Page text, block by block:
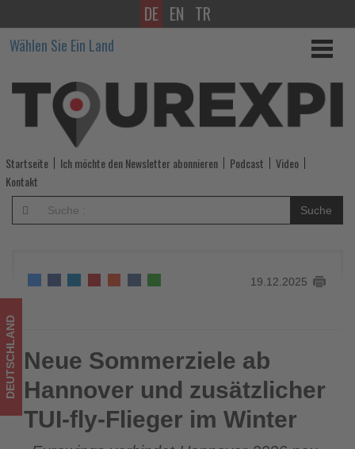
Neue
Sommerziele
ab
Hannover
und
zusätzlicher
TUI-
Flieger
im
Winter
-
Wissen,
was
DE EN TR
Wählen Sie Ein Land
Startseite Ich möchte den Newsletter abonnieren Podcast
Video
Kontakt
Suche
19.12.2025
Neue Sommerziele ab Hannover und zusätzlicher TUI-fly-
Flieger im Winter
DEUTSCHLAND Neue Sommerziele ab
Hannover und zusätzlicher
TUI-fly-Flieger im Winter